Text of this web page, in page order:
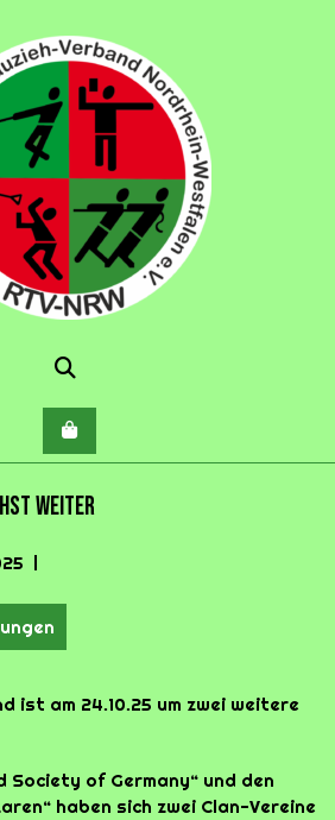
weiter
24.
|
ist am 24.10.25 um zwei weitere
Society of Germany“ und den
haben sich zwei Clan-Vereine